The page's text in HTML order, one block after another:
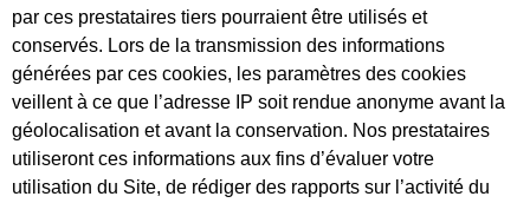
par ces prestataires tiers pourraient être utilisés et
conservés. Lors de la transmission des informations
générées par ces cookies, les paramètres des cookies
veillent à ce que l’adresse IP soit rendue anonyme avant la
géolocalisation et avant la conservation. Nos prestataires
utiliseront ces informations aux fins d’évaluer votre
utilisation du Site, de rédiger des rapports sur l’activité du